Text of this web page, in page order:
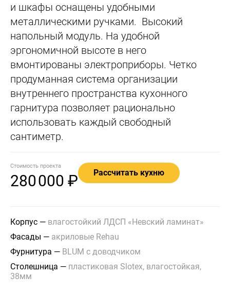
и шкафы оснащены удобными
металлическими ручками. Высокий
напольный модуль. На удобной
эргономичной высоте в него
вмонтированы электроприборы. Четко
продуманная система организации
внутреннего пространства кухонного
гарнитура позволяет рационально
использовать каждый свободный
сантиметр.
Стоимость проекта
280000 ₽ Рассчитать кухню
Корпус — влагостойкий ЛДСП «Невский ламинат»
Фасады — акриловые Rehau
Фурнитура — BLUM с доводчиком
Столешница — пластиковая Slotex, влагостойкая,
38мм